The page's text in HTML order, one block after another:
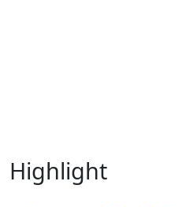
Highlight